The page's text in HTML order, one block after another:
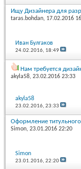
Ищу Дизайнера для
taras.bohdan, 17.02.2016
Иван Булгаков
24.02.2016, 18:49
Нам требуется
akyla58, 23.02.2016 23:33
akyla58
23.02.2016,23:33
Оформление титульного
Simon, 23.01.2016 22:20
Simon
23.01.2016,22:20